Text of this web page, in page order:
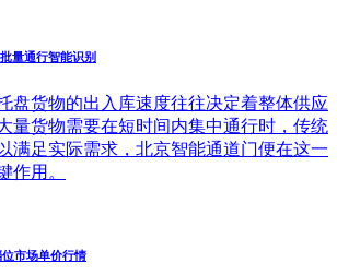
量通行智能识别
盘货物的出入库速度往往决定着整体供应
量货物需要在短时间内集中通行时，传统
满足实际需求，北京智能通道门便在这一
作用。
市场单价行情